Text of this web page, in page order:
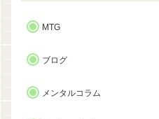
MTG
ブログ
メンタルコラム